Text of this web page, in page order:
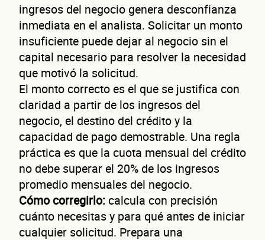
ingresos del negocio genera desconfianza
inmediata en el analista. Solicitar un monto
insuficiente puede dejar al negocio sin el
capital necesario para resolver la necesidad
que motivó la solicitud.
El monto correcto es el que se justifica con
claridad a partir de los ingresos del
negocio, el destino del crédito y la
capacidad de pago demostrable. Una regla
práctica es que la cuota mensual del crédito
no debe superar el 20% de los ingresos
promedio mensuales del negocio.
Cómo corregirlo:calcula con precisión
cuánto necesitas y para qué antes de iniciar
cualquier solicitud. Prepara una